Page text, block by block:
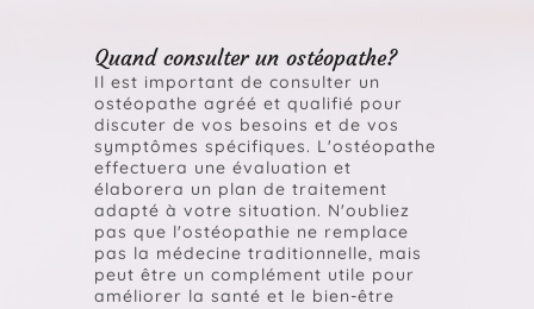
Quand consulter un ostéopathe?
Il est important de consulter un
ostéopathe agréé et qualifié pour
discuter de vos besoins et de vos
symptômes spécifiques. L'ostéopathe
effectuera une évaluation et
élaborera un plan de traitement
adapté à votre situation. N'oubliez
pas que l'ostéopathie ne remplace
pas la médecine traditionnelle, mais
peut être un complément utile pour
améliorer la santé et le bien-être